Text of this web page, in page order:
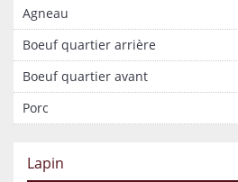
Agneau
Boeuf quartier arrière
Boeuf quartier avant
Porc
Lapin